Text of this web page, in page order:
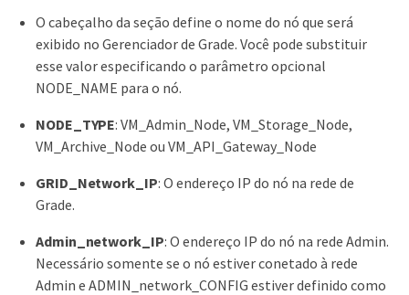
O cabeçalho da seção define o nome do nó que será
exibido no Gerenciador de Grade. Você pode substituir
esse valor especificando o parâmetro opcional
NODE_NAME para o nó.
NODE_TYPE: VM_Admin_Node, VM_Storage_Node,
VM_Archive_Node ou VM_API_Gateway_Node
GRID_Network_IP: O endereço IP do nó na rede de
Grade.
Admin_network_IP: O endereço IP do nó na rede Admin.
Necessário somente se o nó estiver conetado à rede
Admin e ADMIN_network_CONFIG estiver definido como